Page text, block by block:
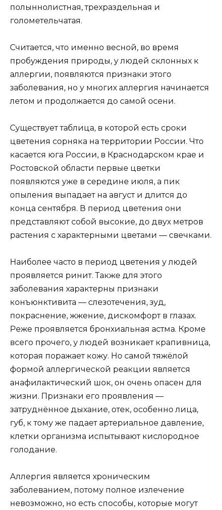
полыннолистная, трехраздельная и
голометельчатая.
Считается, что именно весной, во время
пробуждения природы, у людей склонных к
аллергии, появляются признаки этого
заболевания, но у многих аллергия начинается
летом и продолжается до самой осени.
Существует таблица, в которой есть сроки
цветения сорняка на территории России. Что
касается юга России, в Краснодарском крае и
Ростовской области первые цветки
появляются уже в середине июля, а пик
опыления выпадает на август и длится до
конца сентября. В период цветения они
представляют собой высокие, до двух метров
растения с характерными цветами — свечками.
Наиболее часто в период цветения у людей
проявляется ринит. Также для этого
заболевания характерны признаки
конъюнктивита — слезотечения, зуд,
покраснение, жжение, дискомфорт в глазах.
Реже проявляется бронхиальная астма. Кроме
всего прочего, у людей возникает крапивница,
которая поражает кожу. Но самой тяжёлой
формой аллергической реакции является
анафилактический шок, он очень опасен для
жизни. Признаки его проявления —
затруднённое дыхание, отек, особенно лица,
губ, к тому же падает артериальное давление,
клетки организма испытывают кислородное
голодание.
Аллергия является хроническим
заболеванием, потому полное излечение
невозможно, но есть способы, которые могут